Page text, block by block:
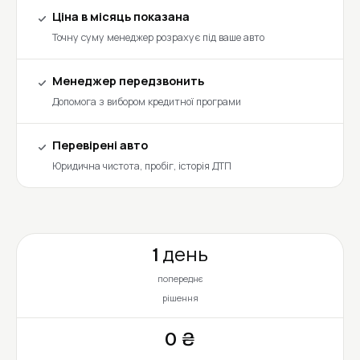
Ціна в місяць показана
Точну суму менеджер розрахує під ваше авто
Менеджер передзвонить
Допомога з вибором кредитної програми
Перевірені авто
Юридична чистота, пробіг, історія ДТП
1 день
попереднє
рішення
0 ₴